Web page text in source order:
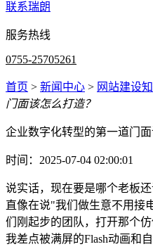
联系瑞朗
服务热线
0755-25705261
首页 > 新闻中心 > 网站建设
门面该怎么打造？
企业数字化转型的第一道门面
时间：2025-07-04 02:00:01
说实话，现在要是哪个老板
直像在说"我们做生意不用接
们刚起步的团队，打开那个仿
我差点被满屏的Flash动画